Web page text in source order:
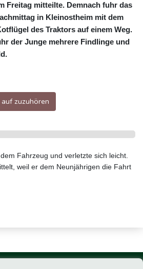
Freitag mitteilte. Demnach fuhr das
in Kleinostheim mit dem
des Traktors auf einem Weg.
der Junge mehrere Findlinge und
zuzuhören
Fahrzeug und verletzte sich leicht.
weil er dem Neunjährigen die Fahrt